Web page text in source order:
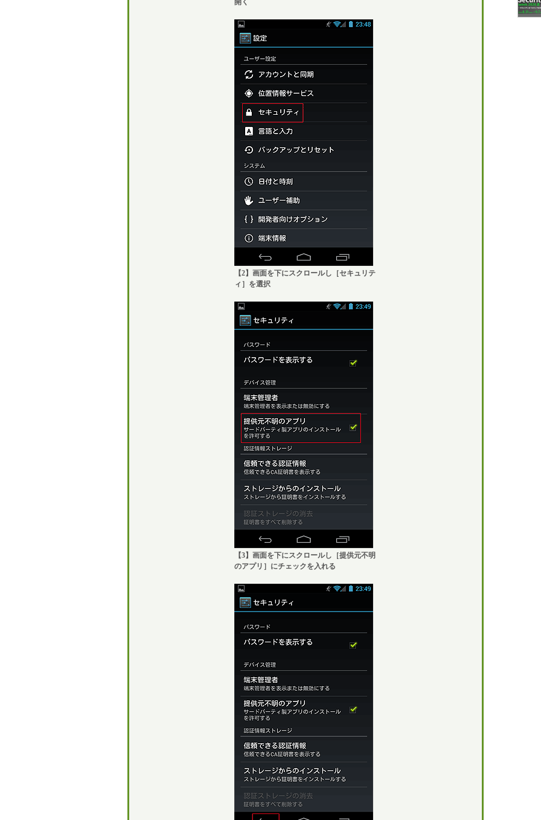
開く
【2】画面を下にスクロールし［セキュリテ
ィ］を選択
【3】画面を下にスクロールし［提供元不明
のアプリ］にチェックを入れる